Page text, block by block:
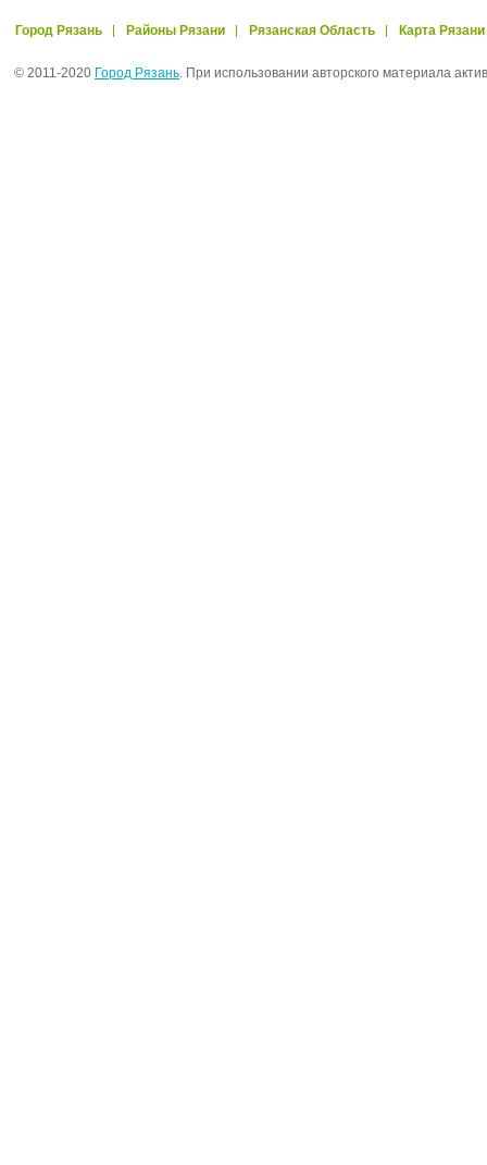
Город Рязань Районы Рязани Рязанская Область Карта Рязани
© 2011-2020 Город Рязань. При использовании авторского материала